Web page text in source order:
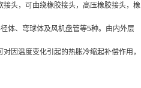
头，可曲绕橡胶接头，高压橡胶接头，橡
体、弯球体及风机盘管等5种。由内外层
因温度变化引起的热胀冷缩起补偿作用，